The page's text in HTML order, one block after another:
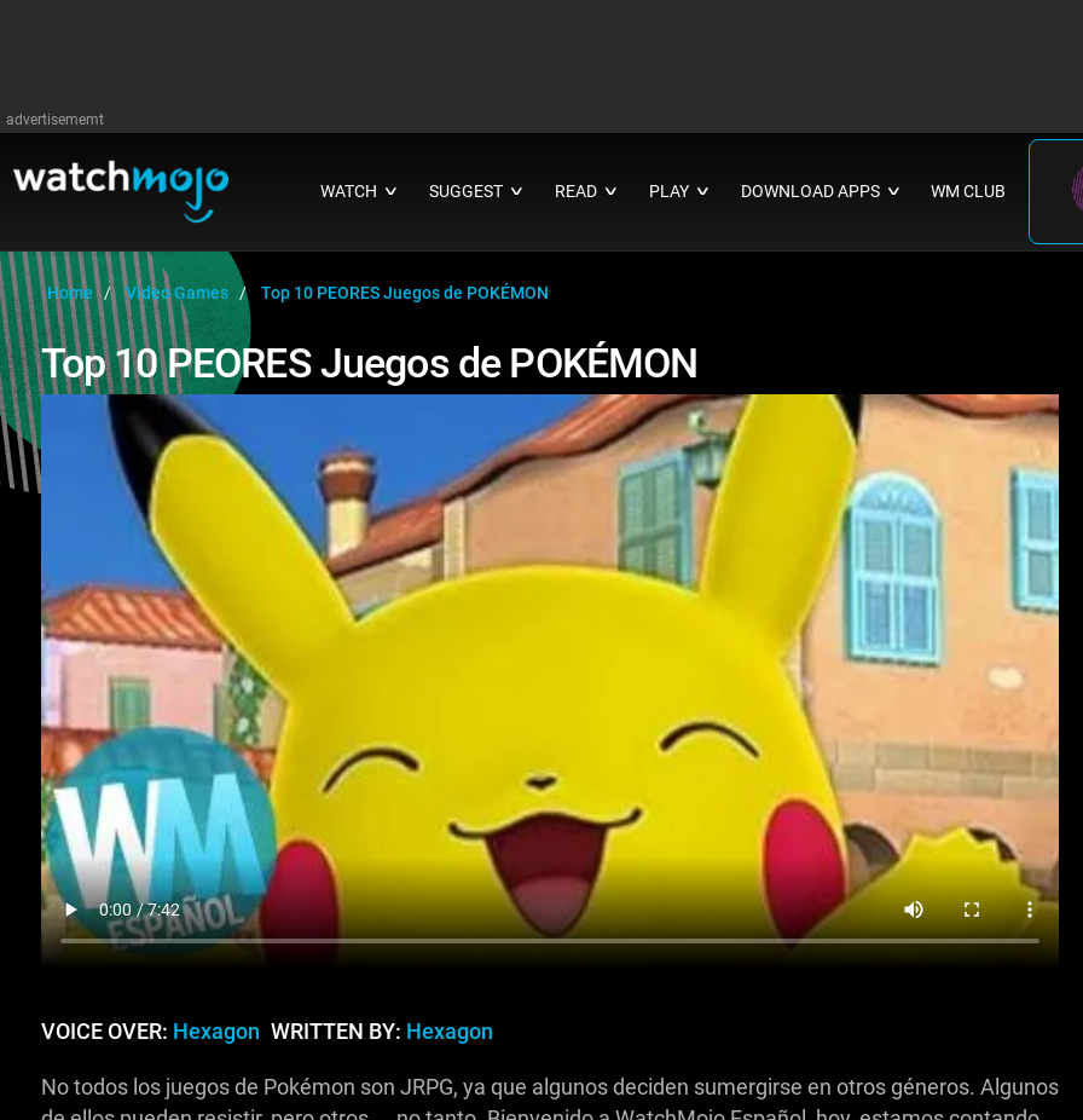
advertisememt
WATCH ∨ SUGGEST ∨ READ ∨ PLAY ∨ DOWNLOAD APPS ∨ WM CLUB
Home Video Games Top 10 PEORES Juegos de POKÉMON
Top 10 PEORES Juegos de POKÉMON
VOICE OVER: Hexagon WRITTEN BY: Hexagon
No todos los juegos de Pokémon son JRPG, ya que algunos deciden sumergirse en otros géneros. Algunos